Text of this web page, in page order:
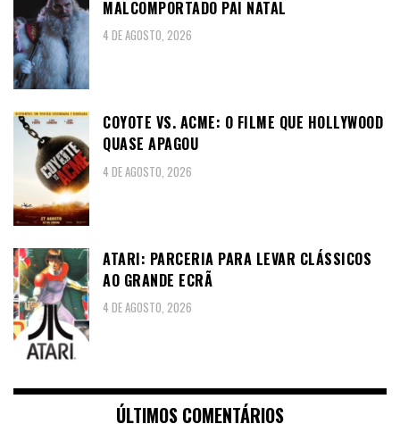
MALCOMPORTADO PAI NATAL
4 DE AGOSTO, 2026
COYOTE VS. ACME: O FILME QUE HOLLYWOOD
QUASE APAGOU
4 DE AGOSTO, 2026
ATARI: PARCERIA PARA LEVAR CLÁSSICOS
AO GRANDE ECRÃ
4 DE AGOSTO, 2026
ÚLTIMOS COMENTÁRIOS